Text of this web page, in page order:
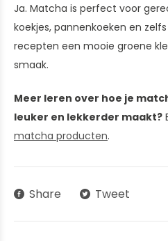
Ja. Matcha is perfect voor
koekjes, pannenkoeken en
recepten een mooie groene
smaak.
Meer leren over hoe je
leuker en lekkerder maakt?
matcha producten.
Share Tweet